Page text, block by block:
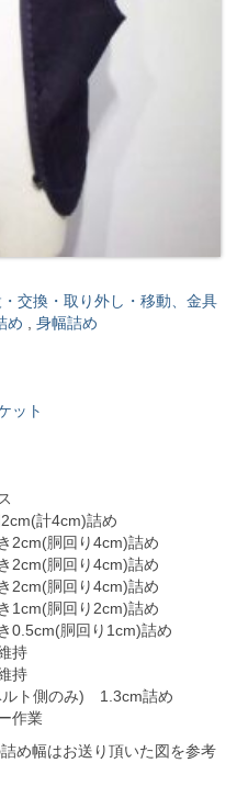
交換・取り外し・移動、金具
め
身幅詰め
ット
4cm)詰め
胴回り4cm)詰め
胴回り4cm)詰め
回り4cm)詰め
胴回り2cm)詰め
胴回り1cm)詰め
ルト側のみ) 1.3cm詰め
作業
め幅はお送り頂いた図を参考